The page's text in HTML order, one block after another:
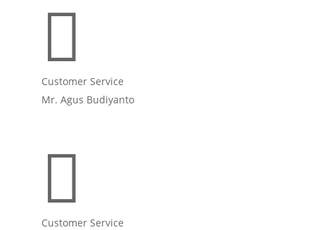

Customer Service
Mr. Agus Budiyanto

Customer Service